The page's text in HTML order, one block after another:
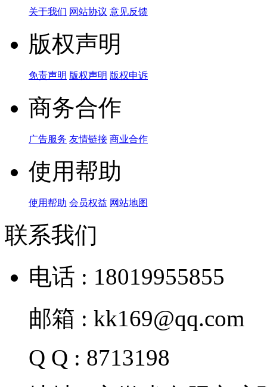
关于我们 网站协议 意见反馈
版权声明
免责声明 版权声明 版权申诉
商务合作
广告服务 友情链接 商业合作
使用帮助
使用帮助 会员权益 网站地图
联系我们
电话 : 18019955855
邮箱 : kk169@qq.com
Q Q : 8713198